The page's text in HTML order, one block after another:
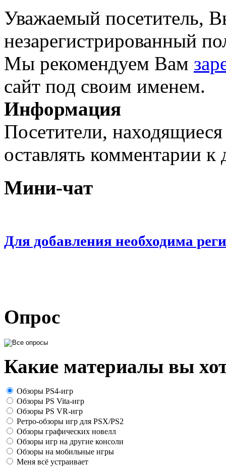
Уважаемый посетитель,
незарегистрированный
Мы рекомендуем Вам
сайт под своим именем.
Информация
Посетители,
оставлять комментарии
Мини-чат
Для добавления необходима
Опрос
Какие материалы вы
Обзоры PS4-игр
Обзоры PS Vita-игр
Обзоры PS VR-игр
Ретро-обзоры игр для PSX/PS2
Обзоры графических новелл
Обзоры игр на другие консоли
Обзоры на мобильные игры
Меня всё устраивает